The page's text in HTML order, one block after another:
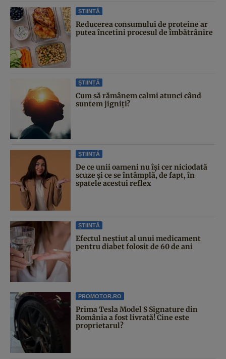
ȘTIINȚĂ
Reducerea consumului de proteine ar
putea încetini procesul de îmbătrânire
ȘTIINȚĂ
Cum să rămânem calmi atunci când
suntem jigniți?
ȘTIINȚĂ
De ce unii oameni nu își cer niciodată
scuze și ce se întâmplă, de fapt, în
spatele acestui reflex
ȘTIINȚĂ
Efectul neștiut al unui medicament
pentru diabet folosit de 60 de ani
PROMOTOR.RO
Prima Tesla Model S Signature din
România a fost livrată! Cine este
proprietarul?